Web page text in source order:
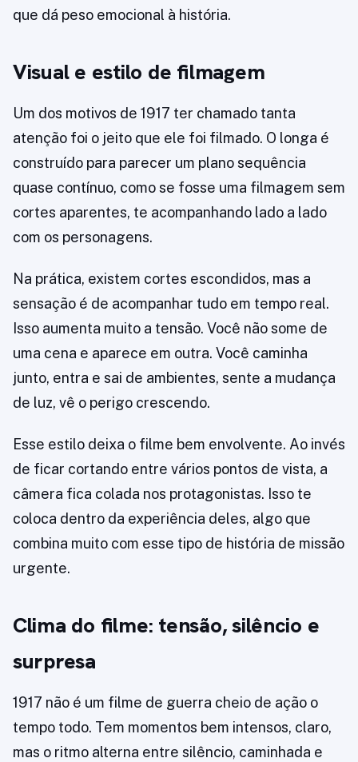
que dá peso emocional à história.
Visual e estilo de filmagem
Um dos motivos de 1917 ter chamado tanta
atenção foi o jeito que ele foi filmado. O longa é
construído para parecer um plano sequência
quase contínuo, como se fosse uma filmagem sem
cortes aparentes, te acompanhando lado a lado
com os personagens.
Na prática, existem cortes escondidos, mas a
sensação é de acompanhar tudo em tempo real.
Isso aumenta muito a tensão. Você não some de
uma cena e aparece em outra. Você caminha
junto, entra e sai de ambientes, sente a mudança
de luz, vê o perigo crescendo.
Esse estilo deixa o filme bem envolvente. Ao invés
de ficar cortando entre vários pontos de vista, a
câmera fica colada nos protagonistas. Isso te
coloca dentro da experiência deles, algo que
combina muito com esse tipo de história de missão
urgente.
Clima do filme: tensão, silêncio e
surpresa
1917 não é um filme de guerra cheio de ação o
tempo todo. Tem momentos bem intensos, claro,
mas o ritmo alterna entre silêncio, caminhada e